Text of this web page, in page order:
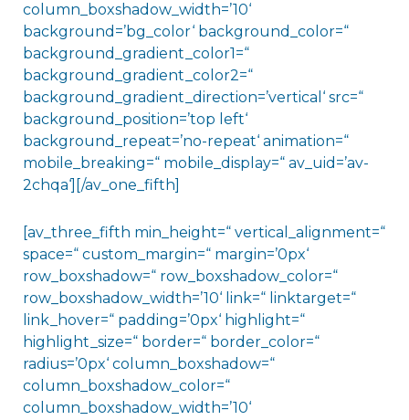
column_boxshadow_width=’10‘
background=’bg_color‘ background_color=“
background_gradient_color1=“
background_gradient_color2=“
background_gradient_direction=’vertical‘ src=“
background_position=’top left‘
background_repeat=’no-repeat‘ animation=“
mobile_breaking=“ mobile_display=“ av_uid=’av-
2chqa‘][/av_one_fifth]
[av_three_fifth min_height=“ vertical_alignment=“
space=“ custom_margin=“ margin=’0px‘
row_boxshadow=“ row_boxshadow_color=“
row_boxshadow_width=’10‘ link=“ linktarget=“
link_hover=“ padding=’0px‘ highlight=“
highlight_size=“ border=“ border_color=“
radius=’0px‘ column_boxshadow=“
column_boxshadow_color=“
column_boxshadow_width=’10‘